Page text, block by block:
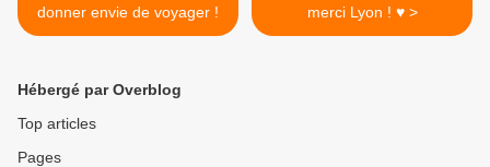
donner envie de voyager !
merci Lyon ! ♥️ >
Hébergé par Overblog
Top articles
Pages